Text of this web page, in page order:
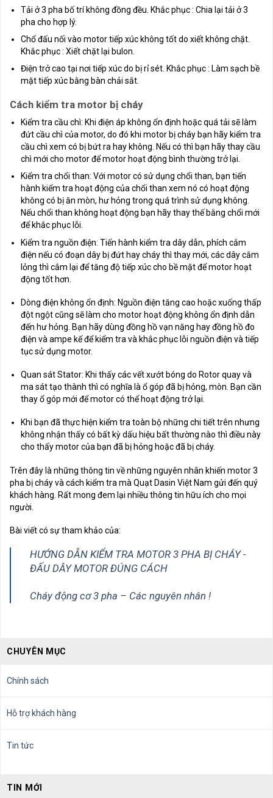
CHUYÊN MỤC
Chính sách
Hỗ trợ khách hàng
Tin tức
TIN MỚI
Tải ở 3 pha bố trí không đồng đều. Khắc phục : Chia lại tải ở 3
pha cho hợp lý.
Chổ đấu nối vào motor tiếp xúc không tốt do xiết không chặt.
Khắc phục : Xiết chặt lại bulon.
Điện trở cao tại nơi tiếp xúc do bị rỉ sét. Khắc phục : Làm sạch bề
mặt tiếp xúc bằng bàn chải sắt.
Cách kiểm tra motor bị cháy
Kiểm tra cầu chì: Khi điện áp không ổn định hoặc quá tải sẽ làm
đứt cầu chì của motor, do đó khi motor bị cháy bạn hãy kiểm tra
cầu chì xem có bị bứt ra hay không. Nếu có thì bạn hãy thay cầu
chì mới cho motor để motor hoạt động bình thường trở lại.
Kiểm tra chổi than: Với motor có sử dụng chổi than, bạn tiến
hành kiểm tra hoạt động của chổi than xem nó có hoạt động
không có bị ăn mòn, hư hỏng trong quá trình sử dụng không.
Nếu chổi than không hoạt động bạn hãy thay thế bằng chổi mới
để khắc phục lỗi.
Kiểm tra nguồn điện: Tiến hành kiểm tra dây dẫn, phích cắm
điện nếu có đoạn dây bị đứt hay cháy thì thay mới, các dây cắm
lỏng thì cắm lại để tăng độ tiếp xúc cho bề mặt để motor hoạt
động tốt hơn.
Dòng điện không ổn định: Nguồn điện tăng cao hoặc xuống thấp
đột ngột cũng sẽ làm cho motor hoạt động không ổn định dẫn
đến hư hỏng. Bạn hãy dùng đồng hồ vạn năng hay đồng hồ đo
điện và ampe kế để kiểm tra và khắc phục lỗi nguồn điện và tiếp
tục sử dụng motor.
Quan sát Stator: Khi thấy các vết xướt bóng do Rotor quay và
ma sát tạo thành thì có nghĩa là ổ góp đã bị hỏng, mòn. Bạn cần
thay ổ góp mới để motor có thể hoạt động trở lại.
Khi bạn đã thực hiện kiểm tra toàn bộ những chi tiết trên nhưng
không nhận thấy có bất kỳ dấu hiệu bất thường nào thì điều này
cho thấy motor của bạn đã bị hỏng hoặc đã bị cháy.
Trên đây là những thông tin về những nguyên nhân khiến motor 3
pha bị cháy và cách kiểm tra mà Quạt Dasin Việt Nam gửi đến quý
khách hàng. Rất mong đem lại nhiều thông tin hữu ích cho mọi
người.
Bài viết có sự tham khảo của:
HƯỚNG DẪN KIỂM TRA MOTOR 3 PHA BỊ CHÁY -
ĐẤU DÂY MOTOR ĐÚNG CÁCH
Cháy động cơ 3 pha – Các nguyên nhân !